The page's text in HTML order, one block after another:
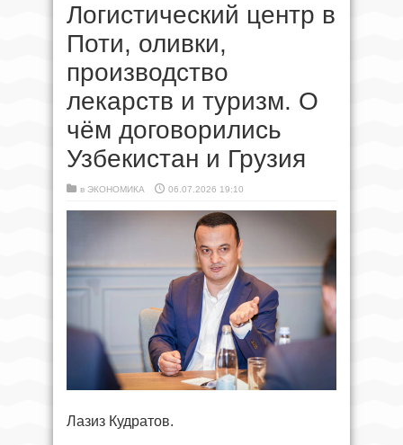
Логистический центр в
Поти, оливки,
производство
лекарств и туризм. О
чём договорились
Узбекистан и Грузия
в ЭКОНОМИКА 06.07.2026 19:10
Лазиз Кудратов.